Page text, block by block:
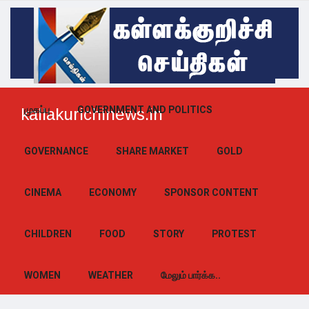
kallakurichinews.in
முகப்பு GOVERNMENT AND POLITICS
GOVERNANCE SHARE MARKET GOLD
CINEMA ECONOMY SPONSOR CONTENT
CHILDREN FOOD STORY PROTEST
WOMEN WEATHER மேலும் பார்க்க..